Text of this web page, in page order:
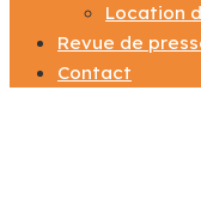
Location
Revue de
Contact